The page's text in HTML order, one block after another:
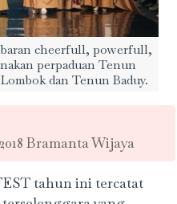
cheerfull, powerfull,
perpaduan Tenun
dan Tenun Baduy.
Bramanta Wijaya
tahun ini tercatat